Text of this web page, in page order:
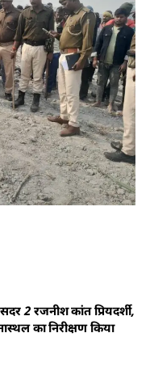
2 रजनीश कांत प्रियदर्शी,
का निरीक्षण किया